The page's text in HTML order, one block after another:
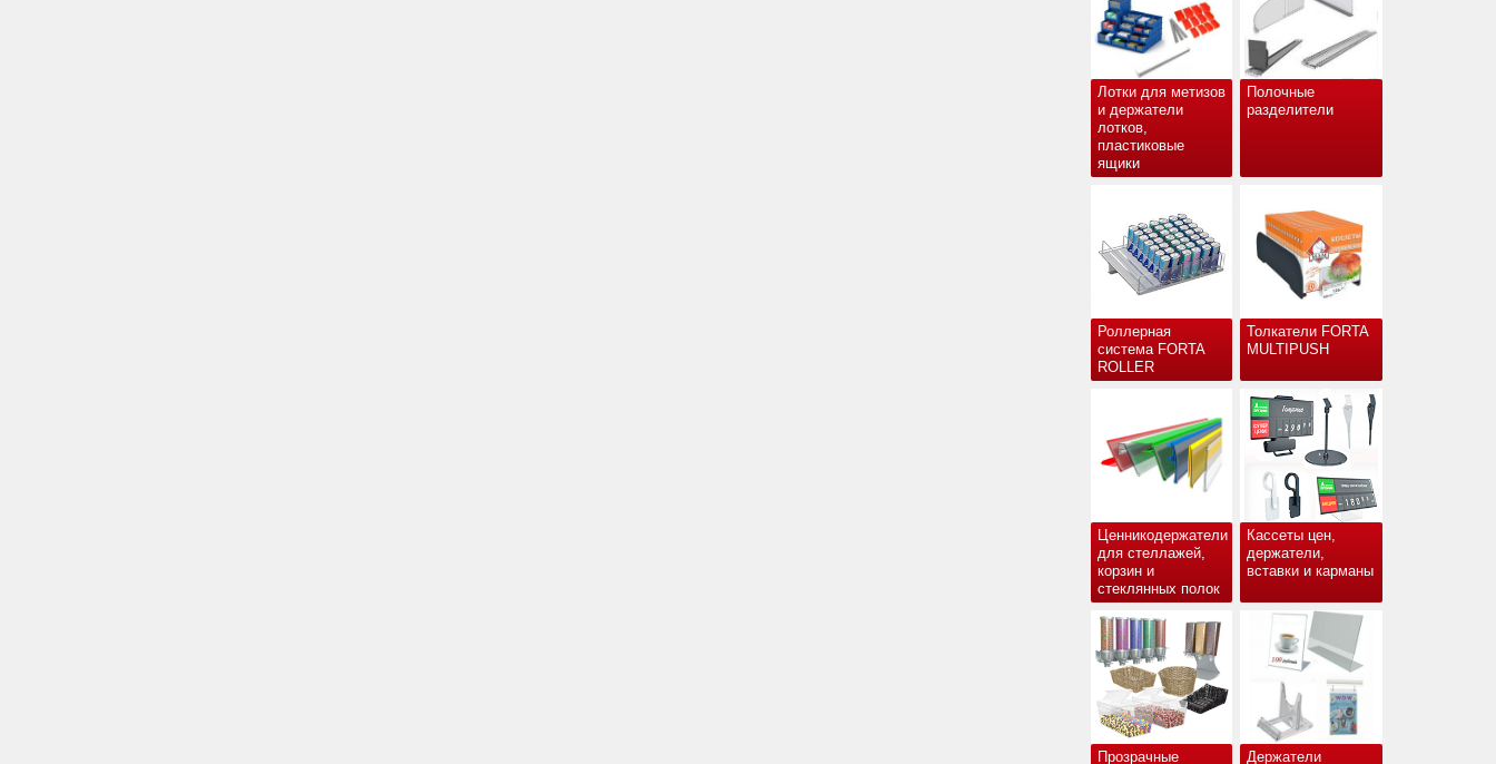
Лотки для метизов
и держатели
лотков,
пластиковые
ящики
Полочные
разделители
Роллерная
система FORTA
ROLLER
Толкатели FORTA
MULTIPUSH
Ценникодержатели
для стеллажей,
корзин и
стеклянных полок
Кассеты цен,
держатели,
вставки и карманы
Прозрачные Держатели